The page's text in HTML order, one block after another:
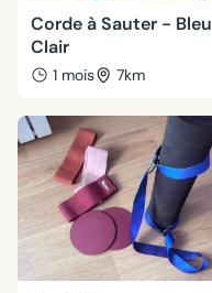
Corde à Sauter - Bleu
Clair
1 mois 7km